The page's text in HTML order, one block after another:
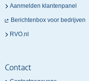
Aanmelden klantenpanel
Berichtenbox voor bedrijven
RVO.nl
Contact